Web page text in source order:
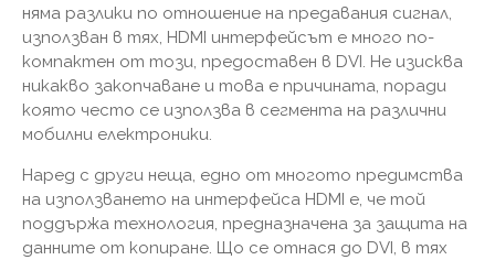
няма разлики по отношение на предавания сигнал,
използван в тях, HDMI интерфейсът е много по-
компактен от този, предоставен в DVI. Не изисква
никакво закопчаване и това е причината, поради
която често се използва в сегмента на различни
мобилни електроники.
Наред с други неща, едно от многото предимства
на използването на интерфейса HDMI е, че той
поддържа технология, предназначена за защита на
данните от копиране. Що се отнася до DVI, в тях